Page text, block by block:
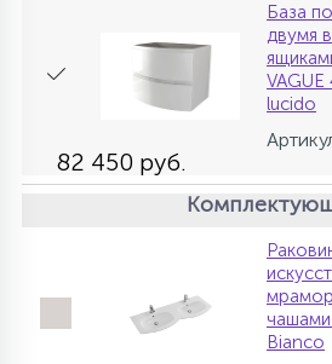
База
двумя
lucido
82 450 руб.
Bianco